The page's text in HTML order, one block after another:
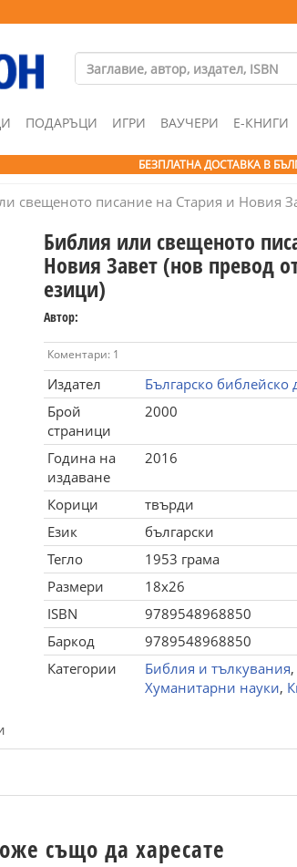
ПОДАРЪЦИ ИГРИ ВАУЧЕРИ Е-КНИГИ
БЕЗПЛАТНА ДОСТАВКА В
свещеното писание на Стария и Новия
Библия или свещеното
Новия Завет (нов превод
езици)
Автор:
Коментари: 1
Издател
Българско библейско
Брой
страници
2000
Година на
издаване
2016
Корици
твърди
Език
български
Тегло
1953 грама
Размери
18x26
ISBN
9789548968850
Баркод
9789548968850
Категории
Библия и тълкувания,
Хуманитарни науки,
също да харесате